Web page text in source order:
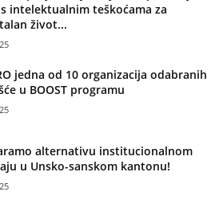
intelektualnim teškoćama za
život...
jedna od 10 organizacija odabranih
u BOOST programu
alternativu institucionalnom
u Unsko-sanskom kantonu!